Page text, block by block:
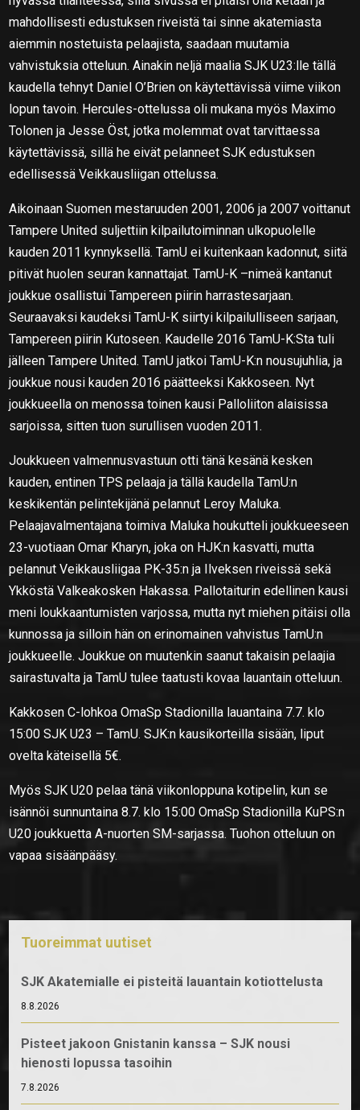
mahdollisesti edustuksen riveistä tai sinne akatemiasta
aiemmin nostetuista pelaajista, saadaan muutamia
vahvistuksia otteluun. Ainakin neljä maalia SJK U23:lle tällä
kaudella tehnyt Daniel O’Brien on käytettävissä viime viikon
lopun tavoin. Hercules-ottelussa oli mukana myös Maximo
Tolonen ja Jesse Öst, jotka molemmat ovat tarvittaessa
käytettävissä, sillä he eivät pelanneet SJK edustuksen
edellisessä Veikkausliigan ottelussa.
Aikoinaan Suomen mestaruuden 2001, 2006 ja 2007 voittanut
Tampere United suljettiin kilpailutoiminnan ulkopuolelle
kauden 2011 kynnyksellä. TamU ei kuitenkaan kadonnut, siitä
pitivät huolen seuran kannattajat. TamU-K –nimeä kantanut
joukkue osallistui Tampereen piirin harrastesarjaan.
Seuraavaksi kaudeksi TamU-K siirtyi kilpailulliseen sarjaan,
Tampereen piirin Kutoseen. Kaudelle 2016 TamU-K:Sta tuli
jälleen Tampere United. TamU jatkoi TamU-K:n nousujuhlia, ja
joukkue nousi kauden 2016 päätteeksi Kakkoseen. Nyt
joukkueella on menossa toinen kausi Palloliiton alaisissa
sarjoissa, sitten tuon surullisen vuoden 2011.
Joukkueen valmennusvastuun otti tänä kesänä kesken
kauden, entinen TPS pelaaja ja tällä kaudella TamU:n
keskikentän pelintekijänä pelannut Leroy Maluka.
Pelaajavalmentajana toimiva Maluka houkutteli joukkueeseen
23-vuotiaan Omar Kharyn, joka on HJK:n kasvatti, mutta
pelannut Veikkausliigaa PK-35:n ja Ilveksen riveissä sekä
Ykköstä Valkeakosken Hakassa. Pallotaiturin edellinen kausi
meni loukkaantumisten varjossa, mutta nyt miehen pitäisi olla
kunnossa ja silloin hän on erinomainen vahvistus TamU:n
joukkueelle. Joukkue on muutenkin saanut takaisin pelaajia
sairastuvalta ja TamU tulee taatusti kovaa lauantain otteluun.
Kakkosen C-lohkoa OmaSp Stadionilla lauantaina 7.7. klo
15:00 SJK U23 – TamU. SJK:n kausikorteilla sisään, liput
ovelta käteisellä 5€.
Myös SJK U20 pelaa tänä viikonloppuna kotipelin, kun se
isännöi sunnuntaina 8.7. klo 15:00 OmaSp Stadionilla KuPS:n
U20 joukkuetta A-nuorten SM-sarjassa. Tuohon otteluun on
vapaa sisäänpääsy.
Tuoreimmat uutiset
SJK Akatemialle ei pisteitä lauantain kotiottelusta
8.8.2026
Pisteet jakoon Gnistanin kanssa – SJK nousi
hienosti lopussa tasoihin
7.8.2026